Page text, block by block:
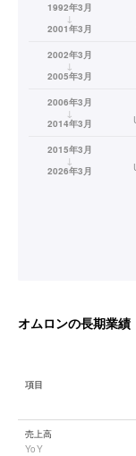
1992年3月
↓
2001年3月
2002年3月
↓
2005年3月
2006年3月
↓
2014年3月
2015年3月
↓
2026年3月
オムロンの長期業績
オムロン
項目
売上高
YoY